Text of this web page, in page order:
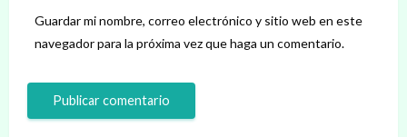
Guardar mi nombre, correo electrónico y sitio web en este
navegador para la próxima vez que haga un comentario.